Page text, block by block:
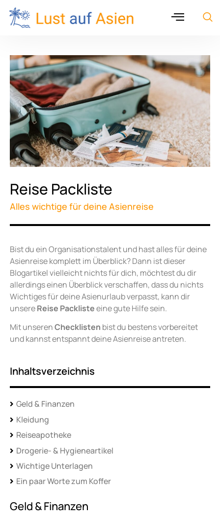
Reise Packliste
Alles wichtige für deine Asienreise
Bist du ein Organisationstalent und hast alles für deine
Asienreise komplett im Überblick? Dann ist dieser
Blogartikel vielleicht nichts für dich, möchtest du dir
allerdings einen Überblick verschaffen, dass du nichts
Wichtiges für deine Asienurlaub verpasst, kann dir
unsereReise Packlisteeine gute Hilfe sein.
Mit unserenChecklisten bist du bestens vorbereitet
und kannst entspannt deine Asienreise antreten.
Inhaltsverzeichnis
Geld & Finanzen
Kleidung
Reiseapotheke
Drogerie- & Hygieneartikel
Wichtige Unterlagen
Ein paar Worte zum Koffer
Geld & Finanzen